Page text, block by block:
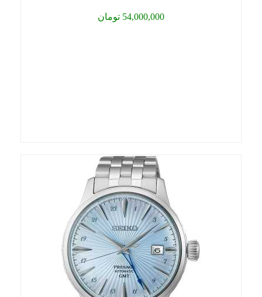
54,000,000 تومان